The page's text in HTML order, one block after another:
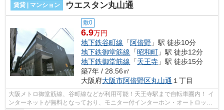
賃貸 | マンション ウエスタン丸山通
敷0
6.9万円
地下鉄谷町線 「 阿倍野 」駅 徒歩10分
地下鉄御堂筋線 「昭和町 」駅 徒歩12分
地下鉄御堂筋線 「天王寺 」駅 徒歩15分
築7年 / 28.56㎡
大阪府大阪市阿倍野区丸山通 １丁目
大阪メトロ御堂筋線、谷町線などが利用可能！天王寺駅まで自転車圏内！ イ
ンターネットが無料となっており、モニター付インターホン・オートロック